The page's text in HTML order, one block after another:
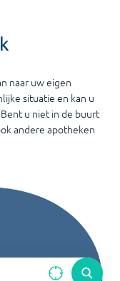
naar uw eigen
situatie en kan u
u niet in de buurt
andere apotheken